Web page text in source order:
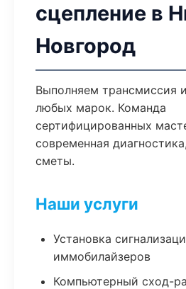
сцепление в
Новгород
Выполняем трансмиссия
любых марок. Команда
сертифицированных
современная
сметы.
Наши услуги
Установка
иммобилайзеров
Компьютерный сход-